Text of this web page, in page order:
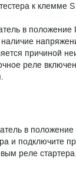
к клемме
в
наличие
причиной
реле
в
и подключите
реле стартера.